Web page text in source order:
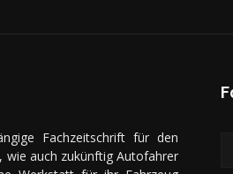
Fachzeitschrift für den
wie auch zukünftig Autofahrer